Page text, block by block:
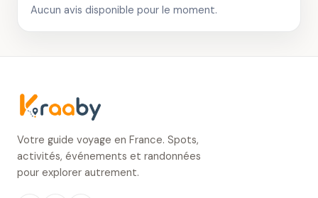
Aucun avis disponible pour le moment.
Votre guide voyage en France. Spots,
activités, événements et randonnées
pour explorer autrement.